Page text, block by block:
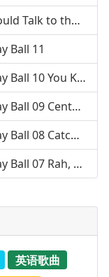
安妮鲜花推荐 美国儿童歌曲 If We Could Talk to the Animal 04 Raccoon And Possum
Ball 11
安妮鲜花推荐 美国儿童歌曲 Let's Play Ball 10 You Know That You Can Do It
安妮鲜花推荐 美国儿童歌曲 Let's Play Ball 09 Centerfield
安妮鲜花推荐 美国儿童歌曲 Let's Play Ball 08 Catch A Wave
安妮鲜花推荐 美国儿童歌曲 Let's Play Ball 07 Rah, Rah, Sis Boom Bah
英语歌曲